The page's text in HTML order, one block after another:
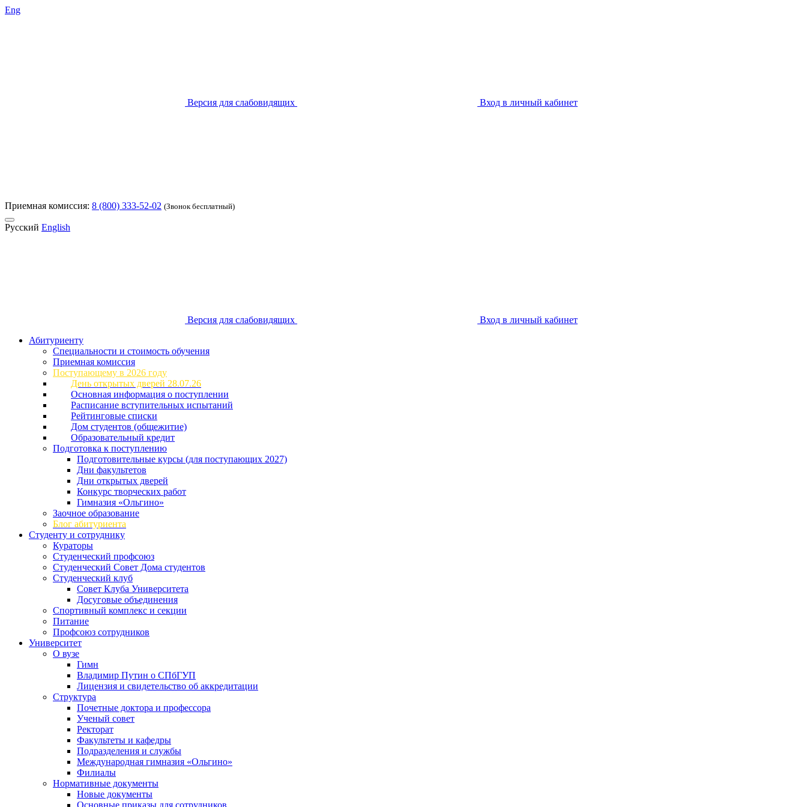
Eng
Версия для слабовидящих Вход в личный кабинет
Приемная комиссия: 8 (800) 333-52-02 (Звонок бесплатный)
Русский English
Версия для слабовидящих
Вход в личный кабинет
Абитуриенту
Специальности и стоимость обучения
Приемная комиссия
Поступающему в 2026 году
День открытых дверей 28.07.26
Основная информация о поступлении
Расписание вступительных испытаний
Рейтинговые списки
Дом студентов (общежитие)
Образовательный кредит
Подготовка к поступлению
Подготовительные курсы (для поступающих 2027)
Дни факультетов
Дни открытых дверей
Конкурс творческих работ
Гимназия «Ольгино»
Заочное образование
Блог абитуриента
Студенту и сотруднику
Кураторы
Студенческий профсоюз
Студенческий Совет Дома студентов
Студенческий клуб
Совет Клуба Университета
Досуговые объединения
Спортивный комплекс и секции
Питание
Профсоюз сотрудников
Университет
О вузе
Гимн
Владимир Путин о СПбГУП
Лицензия и свидетельство об аккредитации
Структура
Почетные доктора и профессора
Ученый совет
Ректорат
Факультеты и кафедры
Подразделения и службы
Международная гимназия «Ольгино»
Филиалы
Нормативные документы
Новые документы
Основные приказы для сотрудников